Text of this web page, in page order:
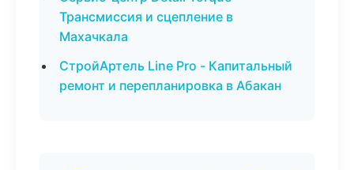
Трансмиссия и сцепление в
Махачкала
СтройАртель Line Pro - Капитальный
ремонт и перепланировка в Абакан